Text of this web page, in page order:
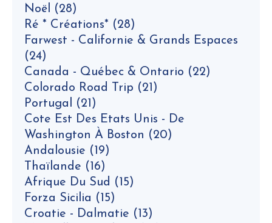
Noël (28)
Ré * Créations* (28)
Farwest - Californie & Grands Espaces
(24)
Canada - Québec & Ontario (22)
Colorado Road Trip (21)
Portugal (21)
Cote Est Des Etats Unis - De
Washington À Boston (20)
Andalousie (19)
Thaïlande (16)
Afrique Du Sud (15)
Forza Sicilia (15)
Croatie - Dalmatie (13)